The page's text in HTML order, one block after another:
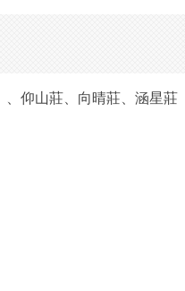
仰山莊、向晴莊、涵星莊